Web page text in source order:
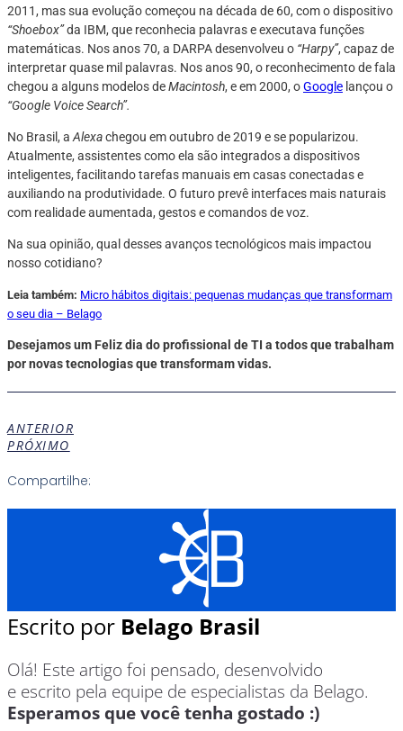
2011, mas sua evolução começou na década de 60, com o dispositivo
“Shoebox”da IBM, que reconhecia palavras e executava funções
matemáticas. Nos anos 70, a DARPA desenvolveu o “Harpy”, capaz de
interpretar quase mil palavras. Nos anos 90, o reconhecimento de fala
chegou a alguns modelos deMacintosh, e em 2000, oGoogle lançou o
“Google Voice Search”.
No Brasil, a Alexachegou em outubro de 2019 e se popularizou.
Atualmente, assistentes como ela são integrados a dispositivos
inteligentes, facilitando tarefas manuais em casas conectadas e
auxiliando na produtividade. O futuro prevê interfaces mais naturais
com realidade aumentada, gestos e comandos de voz.
Na sua opinião, qual desses avanços tecnológicos mais impactou
nosso cotidiano?
Leia também: Micro hábitos digitais: pequenas mudanças que transformam
o seu dia – Belago
Desejamos um Feliz dia do profissional de TI a todos que trabalham
por novas tecnologias que transformam vidas.
ANTERIOR
PRÓXIMO
Compartilhe:
Escrito por Belago Brasil
Olá! Este artigo foi pensado, desenvolvido
e escrito pela equipe de especialistas da Belago.
Esperamos que você tenha gostado :)